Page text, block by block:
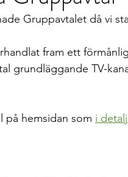
Gruppavtalet då vi
fram ett
grundläggande TV-
på hemsidan som i